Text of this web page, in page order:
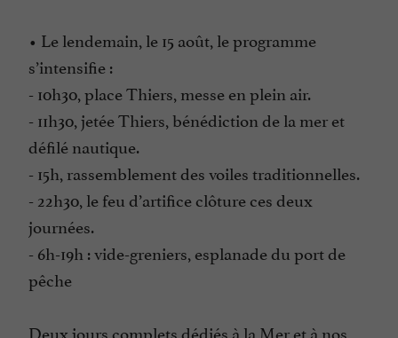
• Le lendemain, le 15 août, le programme
s’intensifie :
- 10h30, place Thiers, messe en plein air.
- 11h30, jetée Thiers, bénédiction de la mer et
défilé nautique.
- 15h, rassemblement des voiles traditionnelles.
- 22h30, le feu d’artifice clôture ces deux
journées.
- 6h-19h : vide-greniers, esplanade du port de
pêche
Deux jours complets dédiés à la Mer et à nos